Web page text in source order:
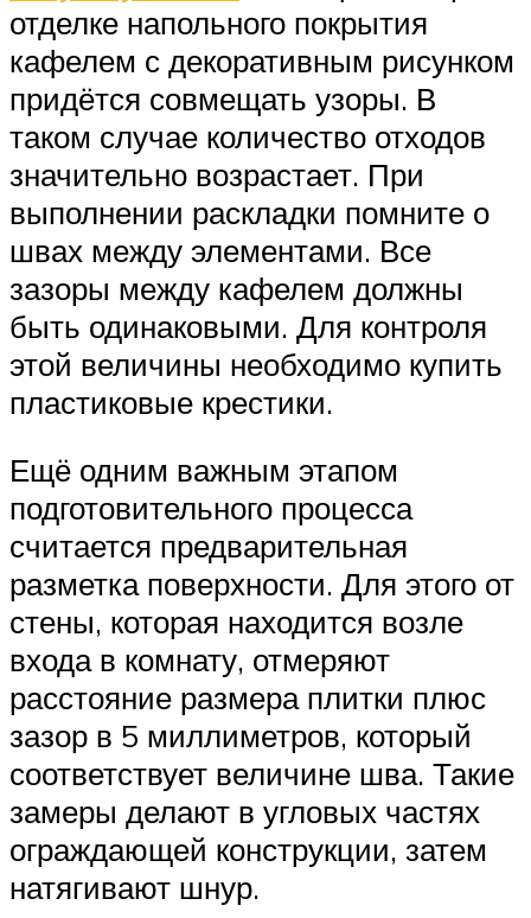
отделке напольного покрытия
кафелем с декоративным рисунком
придётся совмещать узоры. В
таком случае количество отходов
значительно возрастает. При
выполнении раскладки помните о
швах между элементами. Все
зазоры между кафелем должны
быть одинаковыми. Для контроля
этой величины необходимо купить
пластиковые крестики.
Ещё одним важным этапом
подготовительного процесса
считается предварительная
разметка поверхности. Для этого от
стены, которая находится возле
входа в комнату, отмеряют
расстояние размера плитки плюс
зазор в 5 миллиметров, который
соответствует величине шва. Такие
замеры делают в угловых частях
ограждающей конструкции, затем
натягивают шнур.